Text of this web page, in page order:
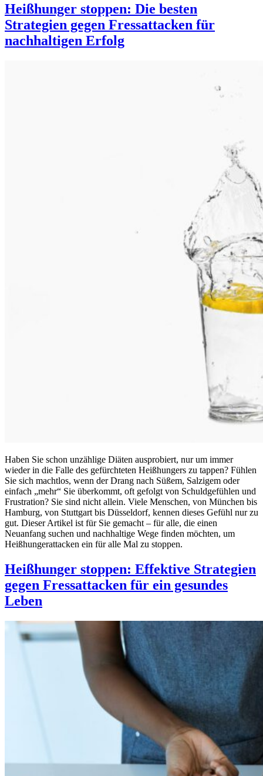
Heißhunger stoppen: Die besten
Strategien gegen Fressattacken für
nachhaltigen Erfolg
Haben Sie schon unzählige Diäten ausprobiert, nur um immer
wieder in die Falle des gefürchteten Heißhungers zu tappen? Fühlen
Sie sich machtlos, wenn der Drang nach Süßem, Salzigem oder
einfach „mehr“ Sie überkommt, oft gefolgt von Schuldgefühlen und
Frustration? Sie sind nicht allein. Viele Menschen, von München bis
Hamburg, von Stuttgart bis Düsseldorf, kennen dieses Gefühl nur zu
gut. Dieser Artikel ist für Sie gemacht – für alle, die einen
Neuanfang suchen und nachhaltige Wege finden möchten, um
Heißhungerattacken ein für alle Mal zu stoppen.
Heißhunger stoppen: Effektive Strategien
gegen Fressattacken für ein gesundes
Leben